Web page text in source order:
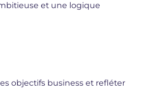
et une logique
objectifs business et refléter